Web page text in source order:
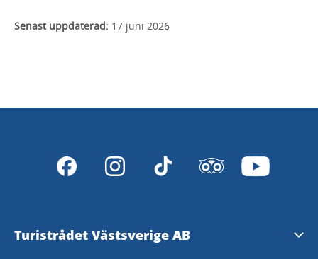
Senast uppdaterad: 17 juni 2026
Turistrådet Västsverige AB